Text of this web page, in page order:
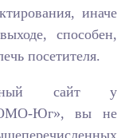
иначе
способен,
посетителя.
сайт у
Юг», вы не